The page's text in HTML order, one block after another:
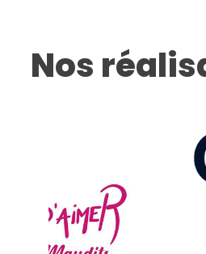
Nos